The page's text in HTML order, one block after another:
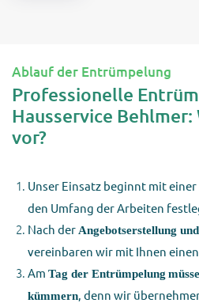
Ablauf der Entrümpelung
Professionelle
Hausservice
vor?
Unser Einsatz beginnt mit einer
den Umfang der Arbeiten
Nach der Angebotserstellung
vereinbaren wir mit Ihnen
Am Tag der Entrümpelung
kümmern, denn wir